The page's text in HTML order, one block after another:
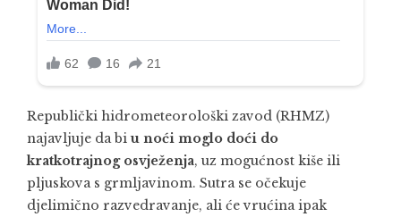
Republički hidrometeorološki zavod (RHMZ)
najavljuje da bi u noći moglo doći do
kratkotrajnog osvježenja, uz mogućnost kiše ili
pljuskova s grmljavinom. Sutra se očekuje
djelimično razvedravanje, ali će vrućina ipak